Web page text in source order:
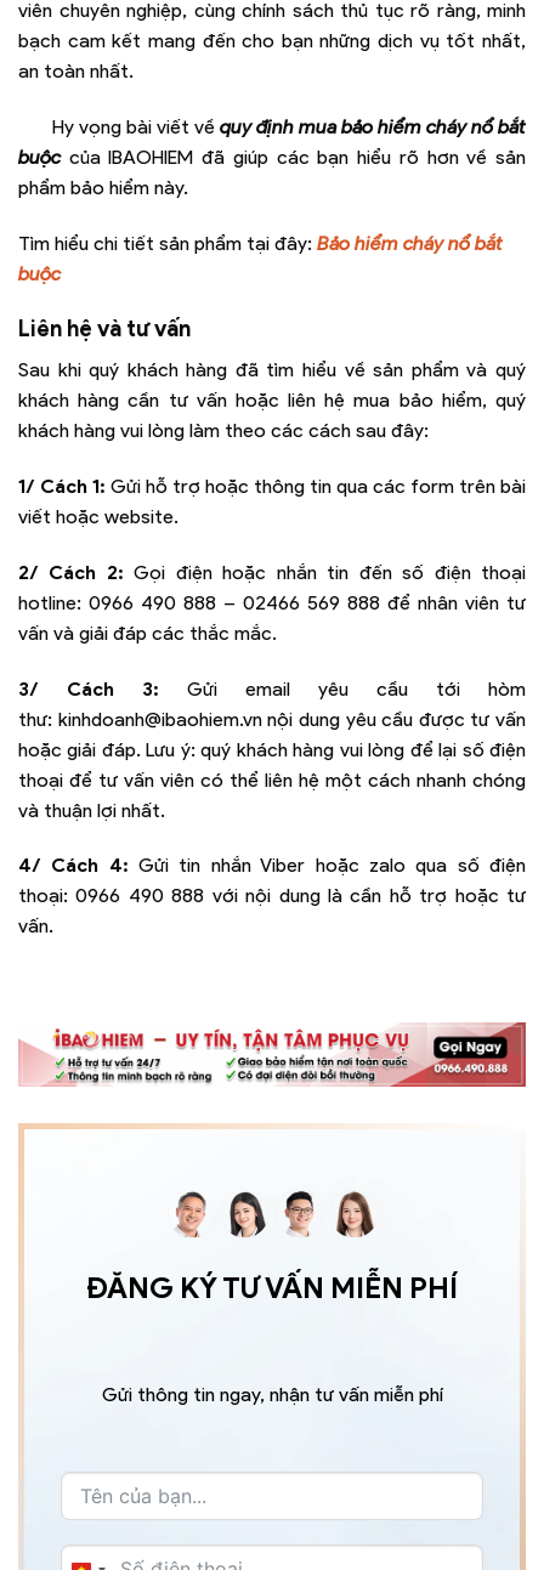
viên chuyên nghiệp, cùng chính sách thủ tục rõ ràng, minh
bạch cam kết mang đến cho bạn những dịch vụ tốt nhất,
an toàn nhất.
Hy vọng bài viết về quy định mua bảo hiểm cháy nổ bắt
buộccủa IBAOHIEM đã giúp các bạn hiểu rõ hơn về sản
phẩm bảo hiểm này.
Tìm hiểu chi tiết sản phẩm tại đây: Bảo hiểm cháy nổ bắt
buộc
Liên hệ và tư vấn
Sau khi quý khách hàng đã tìm hiểu về sản phẩm và quý
khách hàng cần tư vấn hoặc liên hệ mua bảo hiểm, quý
khách hàng vui lòng làm theo các cách sau đây:
1/ Cách 1: Gửi hỗ trợ hoặc thông tin qua các form trên bài
viết hoặc website.
2/ Cách 2: Gọi điện hoặc nhắn tin đến số điện thoại
hotline: 0966 490 888 – 02466 569 888 để nhân viên tư
vấn và giải đáp các thắc mắc.
3/ Cách 3: Gửi email yêu cầu tới hòm
thư: kinhdoanh@ibaohiem.vnnội dung yêu cầu được tư vấn
hoặc giải đáp. Lưu ý: quý khách hàng vui lòng để lại số điện
thoại để tư vấn viên có thể liên hệ một cách nhanh chóng
và thuận lợi nhất.
4/ Cách 4: Gửi tin nhắn Viber hoặc zalo qua số điện
thoại:0966 490 888 với nội dung là cần hỗ trợ hoặc tư
vấn.
ĐĂNG KÝ TƯ VẤN MIỄN PHÍ
Gửi thông tin ngay, nhận tư vấn miễn phí